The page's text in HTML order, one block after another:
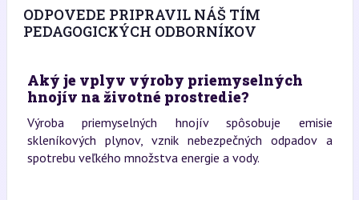
ODPOVEDE PRIPRAVIL NÁŠ TÍM
PEDAGOGICKÝCH ODBORNÍKOV
Aký je vplyv výroby priemyselných
hnojív na životné prostredie?
Výroba priemyselných hnojív spôsobuje emisie
skleníkových plynov, vznik nebezpečných odpadov a
spotrebu veľkého množstva energie a vody.